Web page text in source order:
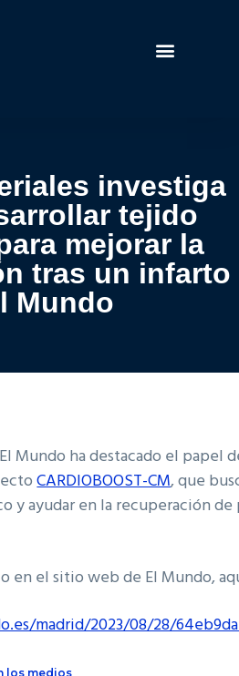
investiga
tejido
mejorar la
tras un infarto
Mundo
Mundo ha destacado el papel
CARDIOBOOST-CM, que
y ayudar en la recuperación
en el sitio web de El Mundo,
madrid/2023/08/28/
los medios